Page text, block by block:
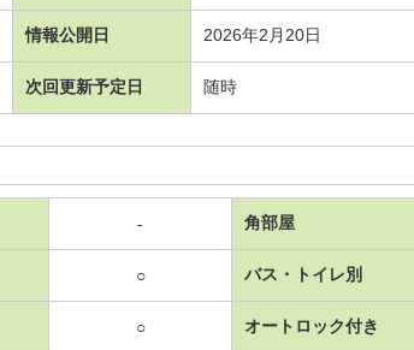
情報公開日 2026年2月20日
次回更新予定日 随時
- 角部屋
○ バス・トイレ別
○ オートロック付き